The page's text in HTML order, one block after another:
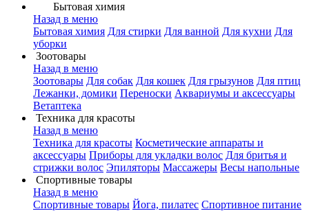
Бытовая химия
Назад в меню
Бытовая химия Для стирки Для ванной Для кухни Для
уборки
Зоотовары
Назад в меню
Зоотовары Для собак Для кошек Для грызунов Для птиц
Лежанки, домики Переноски Аквариумы и аксессуары
Ветаптека
Техника для красоты
Назад в меню
Техника для красоты Косметические аппараты и
аксессуары Приборы для укладки волос Для бритья и
стрижки волос Эпиляторы Массажеры Весы напольные
Спортивные товары
Назад в меню
Спортивные товары Йога, пилатес Спортивное питание